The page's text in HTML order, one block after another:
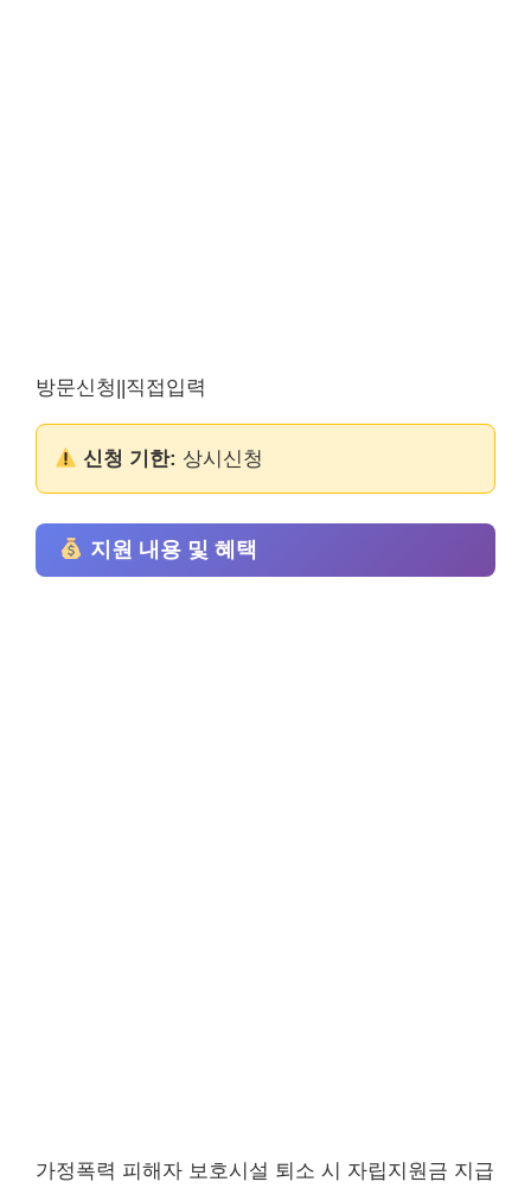
방문신청||직접입력
신청 기한: 상시신청
지원 내용 및 혜택
가정폭력 피해자 보호시설 퇴소 시 자립지원금 지급